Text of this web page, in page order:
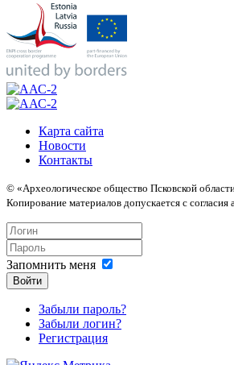
Карта сайта
Новости
Контакты
© «Археологическое общество Псковской
Копирование материалов допускается с
Запомнить меня
Войти
Забыли пароль?
Забыли логин?
Регистрация